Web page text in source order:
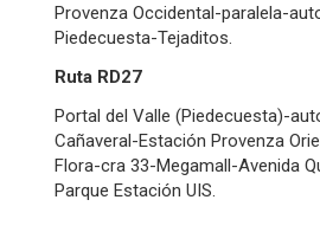
Provenza Occidental-paralela-
Piedecuesta-Tejaditos.
Ruta RD27
Portal del Valle (Piedecuesta)-
Cañaveral-Estación Provenza
Flora-cra 33-Megamall-Avenida
Parque Estación UIS.